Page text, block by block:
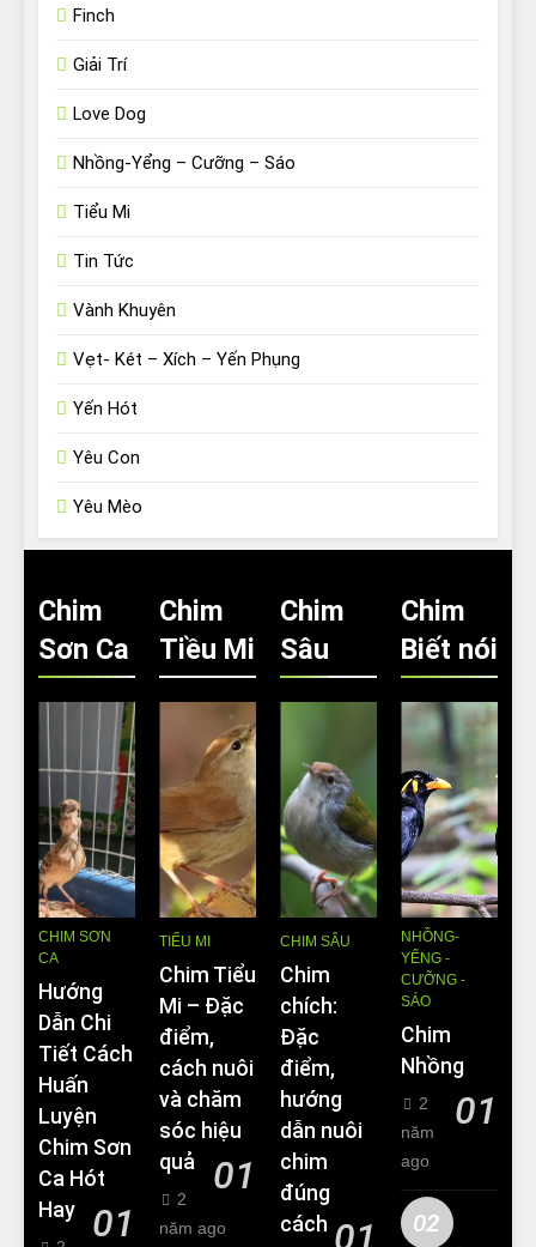
Finch
Giải Trí
Love Dog
Nhồng-Yểng – Cưỡng – Sáo
Tiểu Mi
Tin Tức
Vành Khuyên
Vẹt- Két – Xích – Yến Phụng
Yến Hót
Yêu Con
Yêu Mèo
Chim
Sơn Ca
CHIM SƠN
CA
Hướng
Dẫn Chi
Tiết Cách
Huấn
Luyện
Chim Sơn
Ca Hót
Hay
01
Chim
Tiều Mi
TIỂU MI
Chim Tiểu
Mi – Đặc
điểm,
cách nuôi
và chăm
sóc hiệu
quả
01
2
năm ago
Chim
Sâu
CHIM SÂU
Chim
chích:
Đặc
điểm,
hướng
dẫn nuôi
chim
đúng
cách 01
Chim
Biết nói
NHỒNG-
YỂNG -
CƯỠNG -
SÁO
Chim
Nhồng
01
2
năm
ago
02